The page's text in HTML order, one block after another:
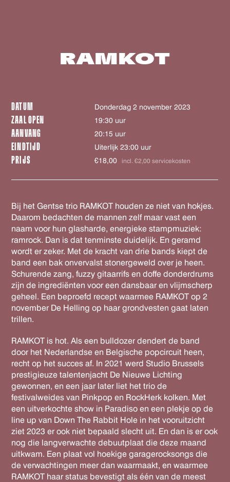
RAMKOT
DATUM donderdag 2 november 2023
ZAAL OPEN 19:30 uur
AANVANG 20:15 uur
EINDTIJD Uiterlijk 23:00 uur
PRIJS €18,00 incl. €2,00 servicekosten
Bij het Gentse trio RAMKOT houden ze niet van hokjes.
Daarom bedachten de mannen zelf maar vast een
naam voor hun glasharde, energieke stampmuziek:
ramrock. Dan is dat tenminste duidelijk. En geramd
wordt er zeker. Met de kracht van drie bands kiept de
band een bak onvervalst stonergeweld over je heen.
Schurende zang, fuzzy gitaarrifs en doffe donderdrums
zijn de ingrediënten voor een dansbaar en vlijmscherp
geheel. Een beproefd recept waarmee RAMKOT op 2
november De Helling op haar grondvesten gaat laten
trillen.
RAMKOT is hot. Als een bulldozer dendert de band
door het Nederlandse en Belgische popcircuit heen,
recht op het succes af. In 2021 werd Studio Brussels
prestigieuze talentenjacht De Nieuwe Lichting
gewonnen, en een jaar later liet het trio de
festivalweides van Pinkpop en RockHerk kolken. Met
een uitverkochte show in Paradiso en een plekje op de
line up van Down The Rabbit Hole in het vooruitzicht
ziet 2023 er ook niet bepaald slecht uit. En dan is er ook
nog die langverwachte debuutplaat die deze maand
uitkwam. Een plaat vol hoekige garagerocksongs die
de verwachtingen meer dan waarmaakt, en waarmee
RAMKOT haar status bevestigt als één van de meest